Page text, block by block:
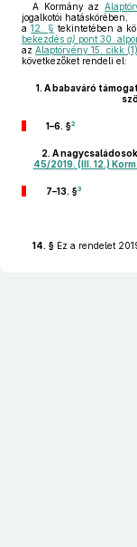
A Kormány az
jogalkotói hatáskörében,
a12. § tekintetében a
bekezdés a) pont 30.
azAlaptörvény 15. cikk
következőket rendeli el:
1. A babaváró
1–6. §2
2. A
45/2019. (III. 12.)
7–13. §3
14. § Ez a rendelet